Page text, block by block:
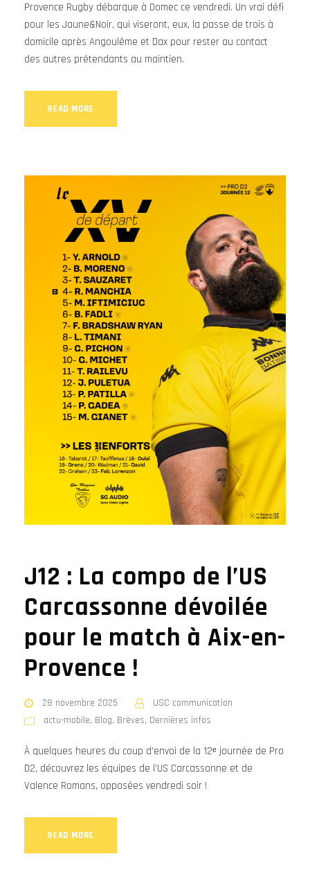
Provence Rugby débarque à Domec ce vendredi. Un vrai défi
pour les Jaune&Noir, qui viseront, eux, la passe de trois à
domicile après Angoulême et Dax pour rester au contact
des autres prétendants au maintien.
READ MORE
J12 : La compo de l’US
Carcassonne dévoilée
pour le match à Aix-en-
Provence !
28 novembre 2025
USC communication
actu-mobile, Blog, Brèves, Dernières infos
À quelques heures du coup d’envoi de la 12ᵉ journée de Pro
D2, découvrez les équipes de l’US Carcassonne et de
Valence Romans, opposées vendredi soir !
READ MORE